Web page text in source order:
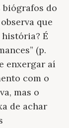
do
observa que
história? É
(p.
enxergar aí
com o
mas o
de achar